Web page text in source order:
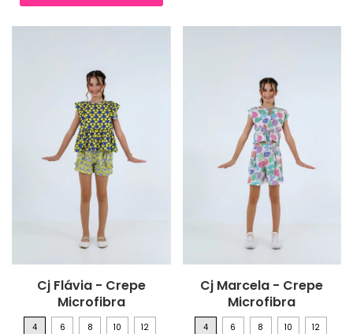
Cj Flávia - Crepe
Microfibra
4 6 8 10 12
Cj Marcela - Crepe
Microfibra
4 6 8 10 12